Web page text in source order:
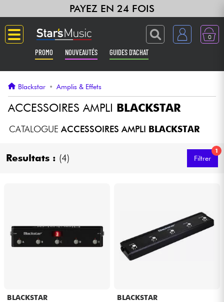
PAYEZ EN 24 FOIS
0
PROMO NOUVEAUTÉS GUIDES D'ACHAT
Guitares & Basses
Amplis & Effets
Claviers & Pianos
Casques
Blackstar • Amplis & Effets
ACCESSOIRES AMPLI BLACKSTAR
CATALOGUE ACCESSOIRES AMPLI BLACKSTAR
Resultats : (4)
1
Filtrer
BLACKSTAR
BLACKSTAR